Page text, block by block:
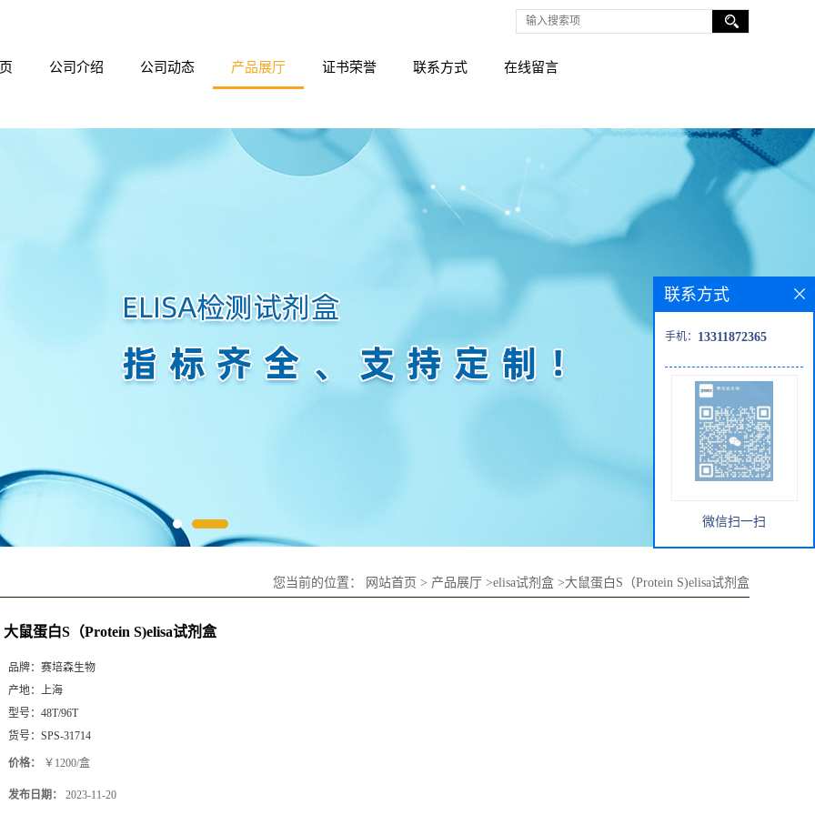
公司介绍 公司动态 产品展厅 证书荣誉 联系方式 在线留言
您当前的位置： 网站首页 > 产品展厅 >elisa试剂盒 >大鼠蛋白S（Protein S)elisa试剂盒
大鼠蛋白S（Protein S)elisa试剂盒
品牌： 赛培森生物
产地： 上海
型号： 48T/96T
货号： SPS-31714
价格： ￥1200/盒
发布日期： 2023-11-20
联系方式
手机： 13311872365
微信扫一扫